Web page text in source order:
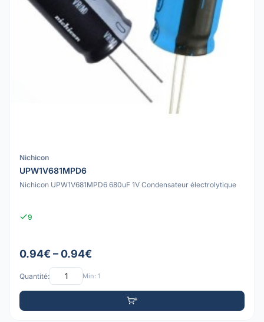
Nichicon
UPW1V681MPD6
Nichicon UPW1V681MPD6 680uF 1V Condensateur électrolytique
9
0.94€ – 0.94€
Quantité: Min: 1